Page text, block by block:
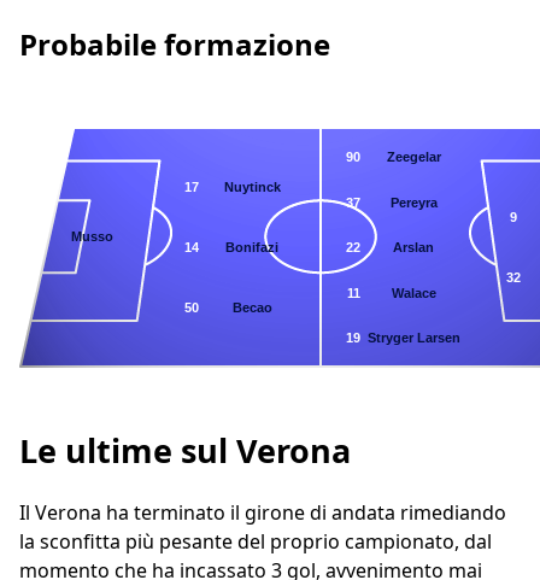
Probabile formazione
Musso
17 Nuytinck
14 Bonifazi
50 Becao
90 Zeegelar
37 Pereyra
22 Arslan
11 Walace
19 Stryger Larsen
9
32
Le ultime sul Verona
Il Verona ha terminato il girone di andata rimediando
la sconfitta più pesante del proprio campionato, dal
momento che ha incassato 3 gol, avvenimento mai